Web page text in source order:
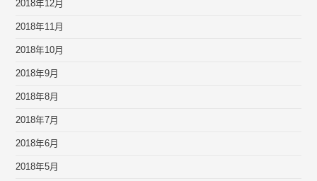
2018年12月
2018年11月
2018年10月
2018年9月
2018年8月
2018年7月
2018年6月
2018年5月